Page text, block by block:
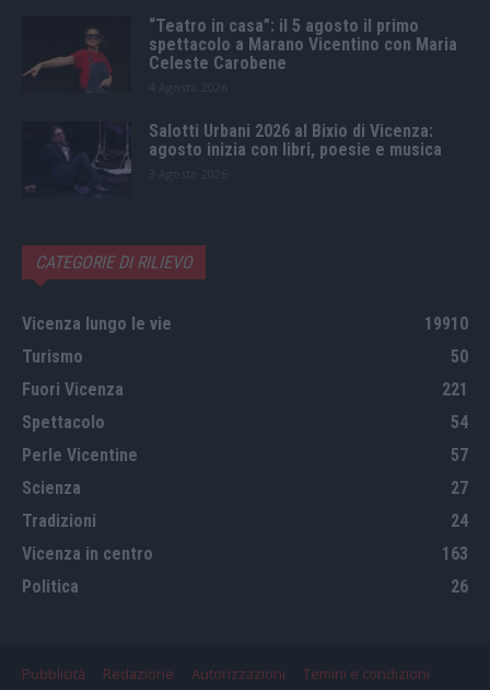
“Teatro in casa”: il 5 agosto il primo
spettacolo a Marano Vicentino con Maria
Celeste Carobene
Salotti Urbani 2026 al Bixio di Vicenza:
agosto inizia con libri, poesie e musica
CATEGORIE DI RILIEVO
Vicenza lungo le vie
19910
Turismo
50
Fuori Vicenza
221
Spettacolo
54
Perle Vicentine
57
Scienza
27
Tradizioni
24
Vicenza in centro
163
Politica
26
Pubblicità Redazione Autorizzazioni Temini e condizioni